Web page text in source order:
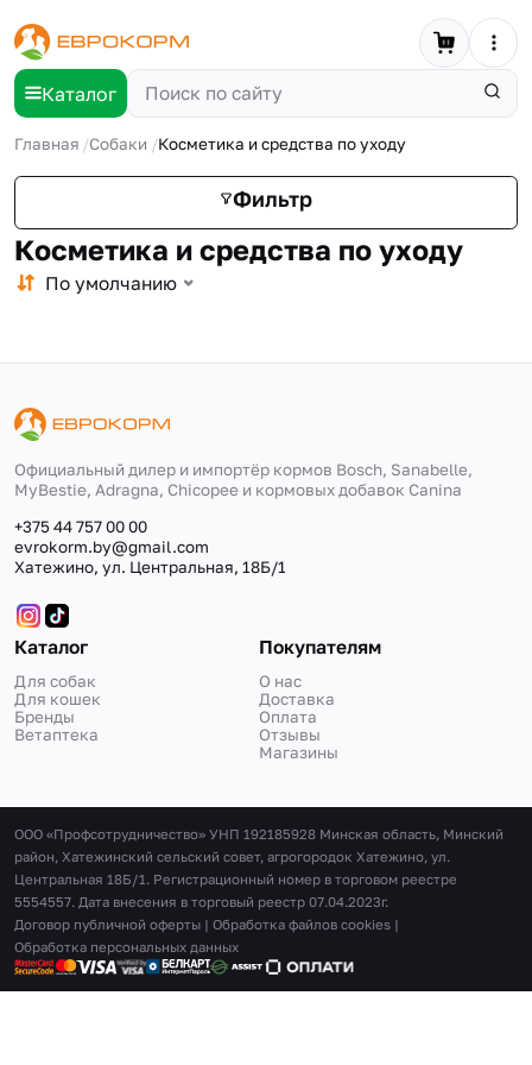
Каталог
Главная Собаки Косметика и средства по уходу
Косметика и средства по уходу
По умолчанию
Фильтр
Официальный дилер и импортёр кормов Bosch, Sanabelle,
MyBestie, Adragna, Сhicopee и кормовых добавок Canina
+375 44 757 00 00
evrokorm.by@gmail.com
Хатежино, ул. Центральная, 18Б/1
Каталог
Для собак
Для кошек
Бренды
Ветаптека
Покупателям
О нас
Доставка
Оплата
Отзывы
Магазины
ООО «Профсотрудничество» УНП 192185928 Минская область, Минский
район, Хатежинский сельский совет, агрогородок Хатежино, ул.
Центральная 18Б/1. Регистрационный номер в торговом реестре
5554557. Дата внесения в торговый реестр 07.04.2023г.
Договор публичной оферты| Обработка файлов cookies|
Обработка персональных данных